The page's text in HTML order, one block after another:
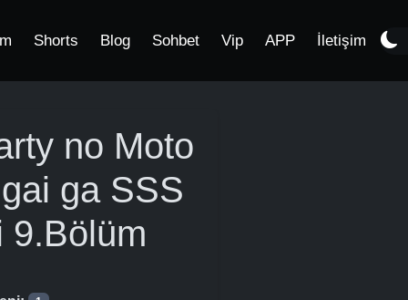
Shorts Blog Sohbet Vip APP İletişim
no Moto
ga SSS
9.Bölüm